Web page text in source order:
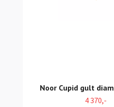
Noor Cupid gult
4 370,-